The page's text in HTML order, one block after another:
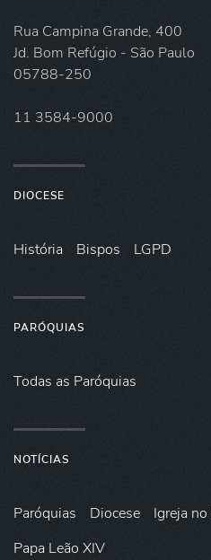
Rua Campina Grande, 400
Jd. Bom Refúgio - São Paulo
05788-250
11 3584-9000
DIOCESE
História Bispos LGPD
PARÓQUIAS
Todas as Paróquias
NOTÍCIAS
Paróquias Diocese Igreja
Papa Leão XIV